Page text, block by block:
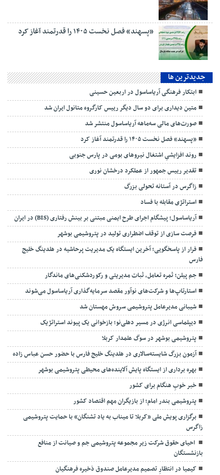
«پسهند» فصل نخست ۱۴۰۵ را قدرتمند آغاز کرد
جديدترين ها
ابتکار فرهنگی آریاساسول در اربعین حسینی
متین دیداری برای دو سال دیگر رییس کارگروه متانول ایران شد
صورت‌های مالی سه‌ماهه آریاساسول منتشر شد
«پسهند» فصل نخست ۱۴۰۵ را قدرتمند آغاز کرد
روند افزایشیِ اشتغال نیروهای بومی در پارس جنوبی
تقدیر رییس جمهور از عملکرد درخشان نوری
زاگرس در آستانه تحولی بزرگ
استراتژی مقابله با فساد
آریاساسول؛ پیشگام اجرای طرح ایمنی مبتنی بر بینش رفتاری (BIS) در ایران
فرصت سازی از توقف اضطراری تولید در پتروشیمی بوشهر
فرار از پاسخگویی؛ آخرین ایستگاه یک مدیریت پرحاشیه در هلدینگ خلیج
فارس
جم پیلن؛ ثمره تعامل، ثبات مدیریتی و رکوردشکنی‌های ماندگار
استارتاپ‌ها و شرکت‌های نوآور مقصد سرما‌یه‌گذاری آریاساسول می‌شوند
شیبانی مدیرعامل پتروشیمی سروش مهستان شد
دیپلماسی انرژی در مسیر دهلی‌نو؛ بازخوانی یک پیوند استراتژیک
پتروشیمی بوشهر در سوگ علمدار کربلا
آزمون بزرگ شایسته‌سالاری در هلدینگ خلیج فارس با حضور حسن عباس زاده
بهره برداری از ایستگاه پایش آلاینده‌های محیطی پتروشیمی بوشهر
خبر خوبِ هنگام برای کشور
پتروشیمی بندر امام؛ از بازیگران مهم اقتصاد کشور
برگزاری پویش ملی «کربلا تا میناب به یاد تشنگان» با حمایت پتروشیمی
زاگرس
احیای حقوق شرکت زیر مجموعه پتروشیمی جم و صیانت از منافع
بازنشستگان
کیمیا در انتظارِ تصمیم مدیرعامل صندوق ذخیره فرهنگیان